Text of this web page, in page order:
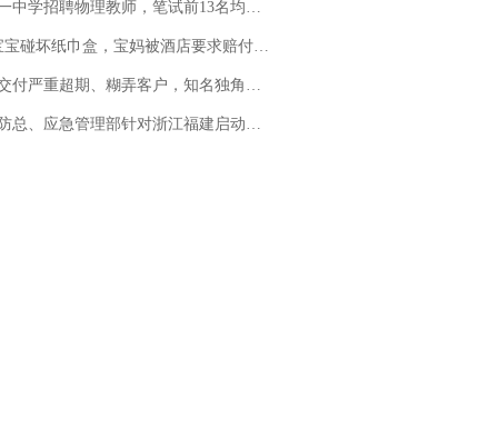
聘物理教师，笔试前13名均遭淘汰？教育局：已叫停招聘，成立调查组全面核查
巾盒，宝妈被酒店要求赔付924元！三亚一酒店回复：骨瓷定制！网友一查价格，吵翻了
糊弄客户，知名独角兽车企创始人回应：都没证据，将依法采取措施，“本人长期与美国交管局保持沟通，对方表示肯定”
、应急管理部针对浙江福建启动防汛防台风四级应急响应